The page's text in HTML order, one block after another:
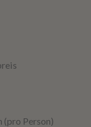
(pro Person)